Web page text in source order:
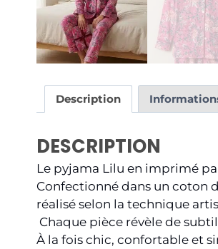
Description
DESCRIPTION
Le pyjama Lilu en imprimé
Confectionné dans un coton
réalisé selon la technique
Chaque pièce révèle de
À la fois chic, confortable et